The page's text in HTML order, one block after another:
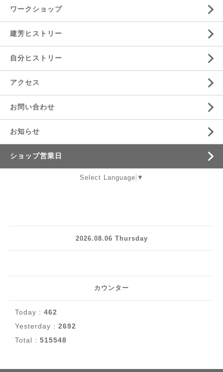
ワークショップ
建芳ヒストリー
自分ヒストリー
アクセス
お問い合わせ
お知らせ
ショップ営業日
Select Language ▼
2026.08.06 Thursday
カウンター
Today : 462
Yesterday : 2692
Total : 515548